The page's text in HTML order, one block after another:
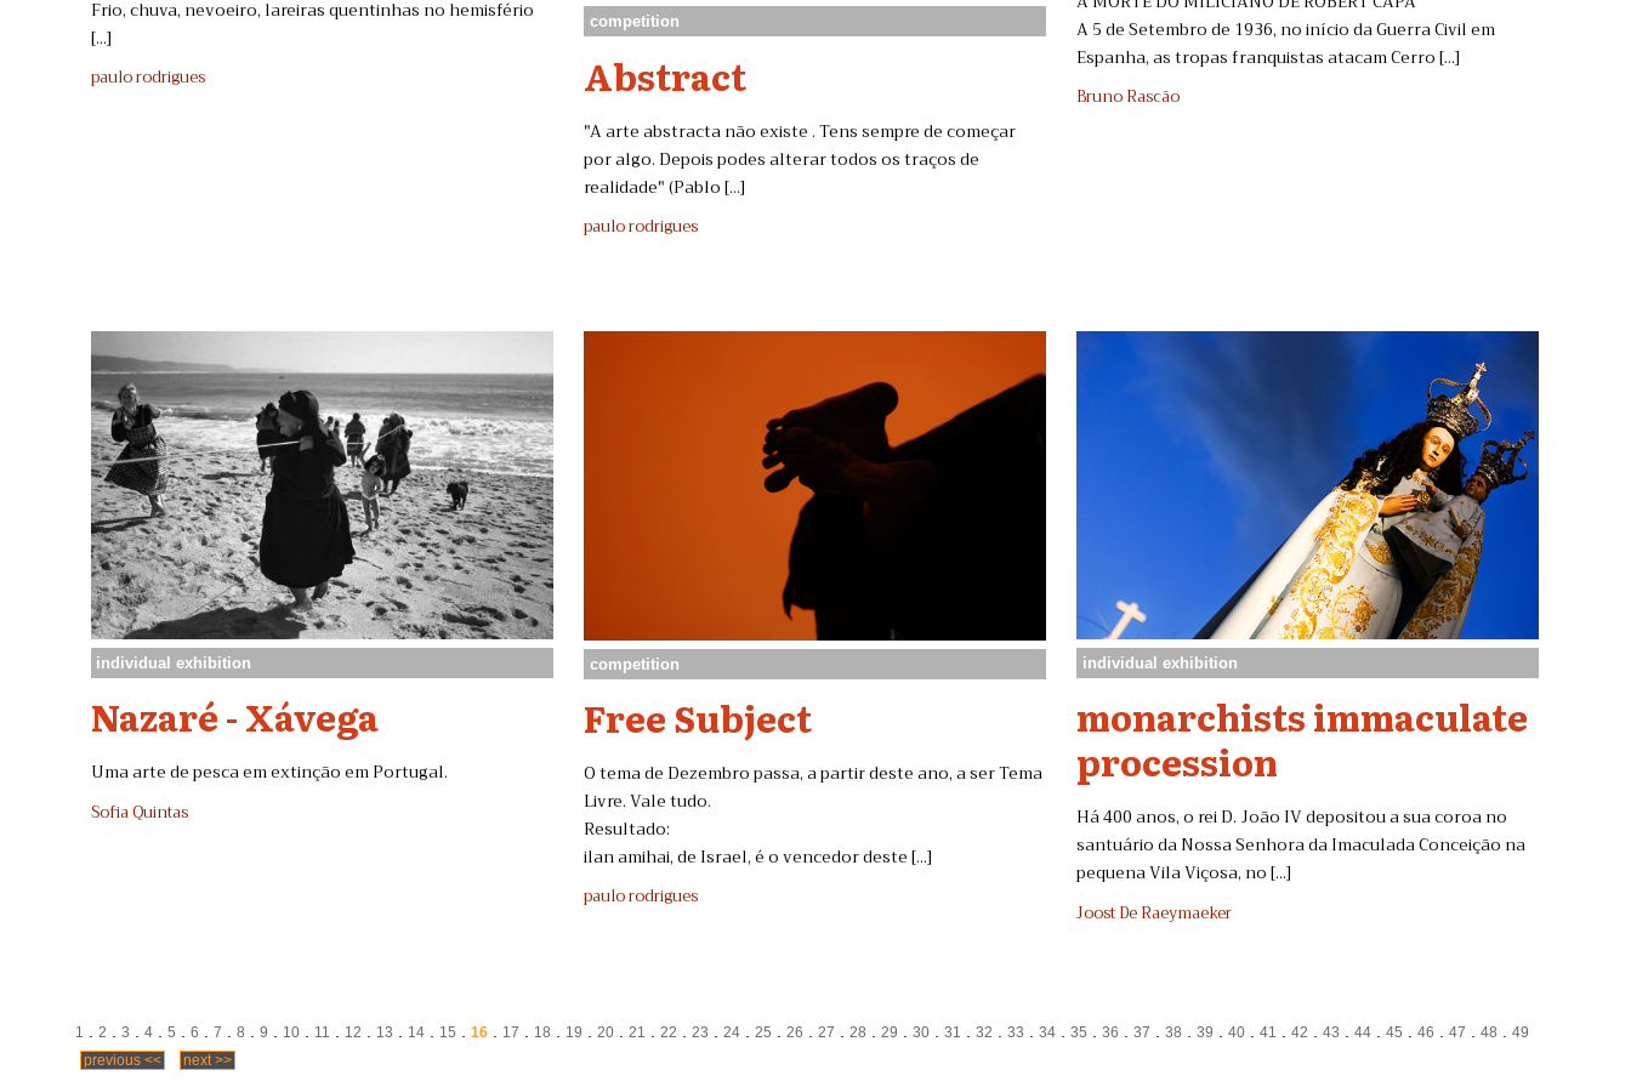
Frio, chuva, nevoeiro, lareiras quentinhas no hemisfério
[...]
paulo rodrigues
competition
Abstract
"A arte abstracta não existe . Tens sempre de começar
por algo. Depois podes alterar todos os traços de
realidade" (Pablo [...]
paulo rodrigues
A 5 de Setembro de 1936, no início da Guerra Civil em
Espanha, as tropas franquistas atacam Cerro [...]
Bruno Rascão
individual exhibition
Nazaré - Xávega
Uma arte de pesca em extinção em Portugal.
Sofia Quintas
competition
Free Subject
O tema de Dezembro passa, a partir deste ano, a ser Tema
Livre. Vale tudo.
Resultado:
ilan amihai, de Israel, é o vencedor deste [...]
paulo rodrigues
individual exhibition
monarchists immaculate
procession
Há 400 anos, o rei D. João IV depositou a sua coroa no
santuário da Nossa Senhora da Imaculada Conceição na
pequena Vila Viçosa, no [...]
Joost De Raeymaeker
1 2 .3 .4 .5 .6 .7 .8 .9 10 11 12 13 14 15 .16 17 18 19 20 21 22 23 24 25 26 27 28 29 .30 .31 .32 .33 .34 .35 .36 .37 .38 .39 .40 .41 .42 .43 .44 .45 .46 .47 .48 .49
previous <<
next >>